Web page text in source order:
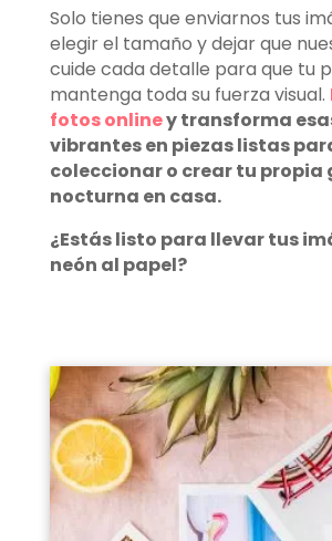
Solo tienes que enviarnos tus
elegir el tamaño y dejar que
cuide cada detalle para que tu
mantenga toda su fuerza visual.
fotos onliney transforma
vibrantes en piezas listas
coleccionar o crear tu propia
nocturna en casa.
¿Estás listo para llevar tus
neón al papel?